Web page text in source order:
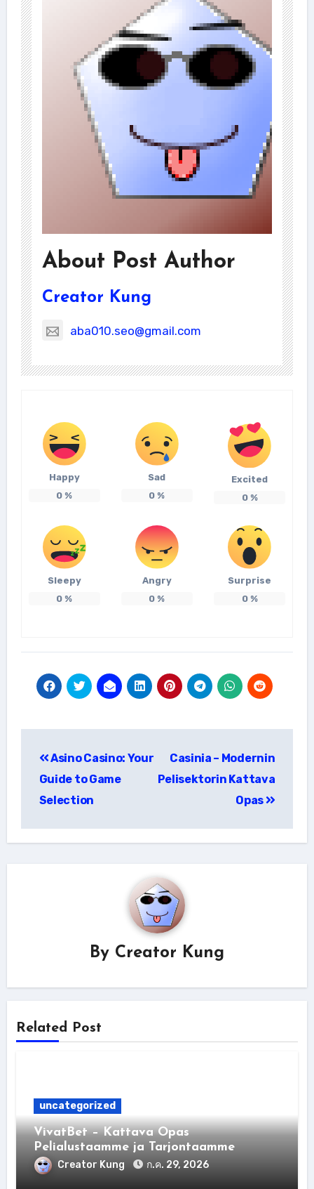
About Post Author
Creator Kung
aba010.seo@gmail.com
Happy
0 %
Sad
0 %
Excited
0%
Sleepy
0 %
Angry
0 %
Surprise
0%
เรื่อง
Asino Casino: Your
Guide to Game
Selection
Casinia – Modernin
Pelisektorin Kattava
Opas
By Creator Kung
Related Post
uncategorized
VivatBet – Kattava Opas
Pelialustaamme ja Tarjontaamme
Creator Kung ก.ค. 29, 2026